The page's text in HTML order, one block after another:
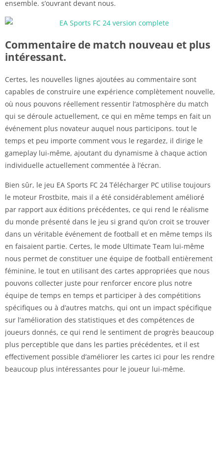
ensemble. s’ouvrant devant nous.
Commentaire de match nouveau et plus
intéressant.
Certes, les nouvelles lignes ajoutées au commentaire sont
capables de construire une expérience complètement nouvelle,
où nous pouvons réellement ressentir l’atmosphère du match
qui se déroule actuellement, ce qui en même temps en fait un
événement plus novateur auquel nous participons. tout le
temps et peu importe comment vous le regardez, il dirige le
gameplay lui-même, ajoutant du dynamisme à chaque action
individuelle actuellement commentée à l’écran.
Bien sûr, le jeu EA Sports FC 24 Télécharger PC utilise toujours
le moteur Frostbite, mais il a été considérablement amélioré
par rapport aux éditions précédentes, ce qui rend le réalisme
du monde présenté dans le jeu si grand qu’on croit se trouver
dans un véritable événement de football et en même temps ils
en faisaient partie. Certes, le mode Ultimate Team lui-même
nous permet de constituer une équipe de football entièrement
féminine, le tout en utilisant des cartes appropriées que nous
pouvons collecter juste pour renforcer encore plus notre
équipe de temps en temps et participer à des compétitions
spécifiques ou à d’autres matchs, qui ont un impact spécifique
sur l’amélioration des statistiques et des compétences de
joueurs donnés, ce qui rend le sentiment de progrès beaucoup
plus perceptible que dans les parties précédentes, et il est
effectivement possible d’améliorer les cartes ici pour les rendre
beaucoup plus intéressantes pour le joueur lui-même.